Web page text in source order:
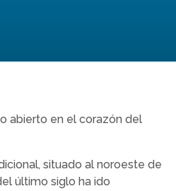
abierto en el corazón del
situado al noroeste de
último siglo ha ido